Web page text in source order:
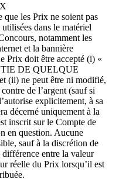
les Prix ne soient pas
dans le matériel
notamment les
et la bannière
Prix doit être accepté (i) «
DE QUELQUE
(ii) ne peut être ni modifié,
de l’argent (sauf si
explicitement, à sa
décerné uniquement à la
inscrit sur le Compte de
en question. Aucune
sauf à la discrétion de
entre la valeur
réelle du Prix lorsqu’il est